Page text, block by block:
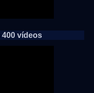
vídeos